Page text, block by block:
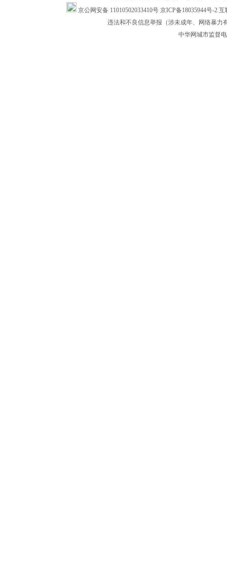
京公网安备 11010502033410号 京ICP备18035944号-2 互
违法和不良信息举报（涉未成年、网络暴力
中华网城市监督